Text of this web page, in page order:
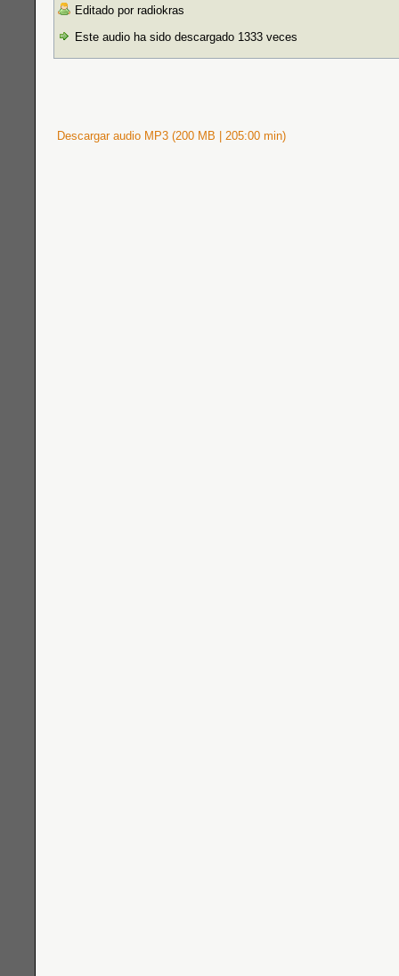
Editado por radiokras
Este audio ha sido descargado 1333 veces
Descargar audio MP3 (200 MB | 205:00 min)